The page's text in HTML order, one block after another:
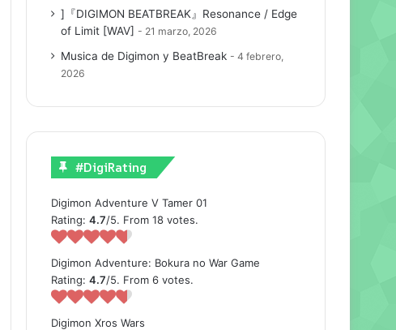
]『DIGIMON BEATBREAK』Resonance / Edge
of Limit [WAV]
21 marzo, 2026
Musica de Digimon y BeatBreak
4 febrero,
2026
#DigiRating
Digimon Adventure V Tamer 01
Rating:4.7/5. From 18 votes.
Digimon Adventure: Bokura no War Game
Rating:4.7/5. From 6 votes.
Digimon Xros Wars